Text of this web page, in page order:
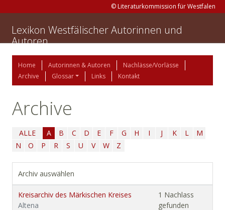
© Literaturkommission für Westfalen
Lexikon Westfälischer Autorinnen und
Autoren
Home Autorinnen & Autoren
Nachlässe/Vorlässe
Archive
Glossar Links Kontakt
Archive
ALLE A B C D E F G H I J K L
M
N
O P R S U V W Z
Archiv auswählen
Kreisarchiv des Märkischen Kreises
Altena
1 Nachlass
gefunden